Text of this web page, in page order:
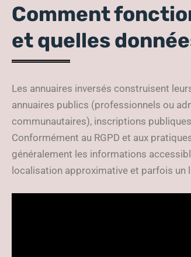
Comment
et quelles
Les annuaires inversés construisent
annuaires publics (professionnels ou
communautaires), inscriptions
Conformément au RGPD et aux
généralement les informations
localisation approximative et parfois un